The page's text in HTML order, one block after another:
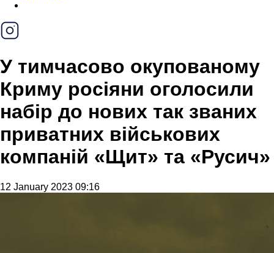
У тимчасово окупованому
Криму росіяни оголосили
набір до нових так званих
приватних військових
компаній «Щит» та «Русич»
12 January 2023 09:16